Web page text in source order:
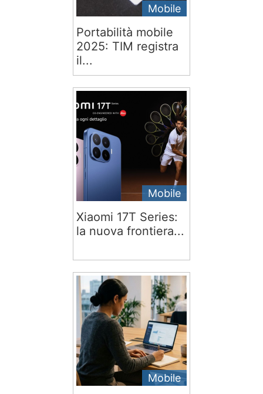
Mobile
Portabilità mobile
2025: TIM registra
il...
Mobile
Xiaomi 17T Series:
la nuova frontiera...
Mobile